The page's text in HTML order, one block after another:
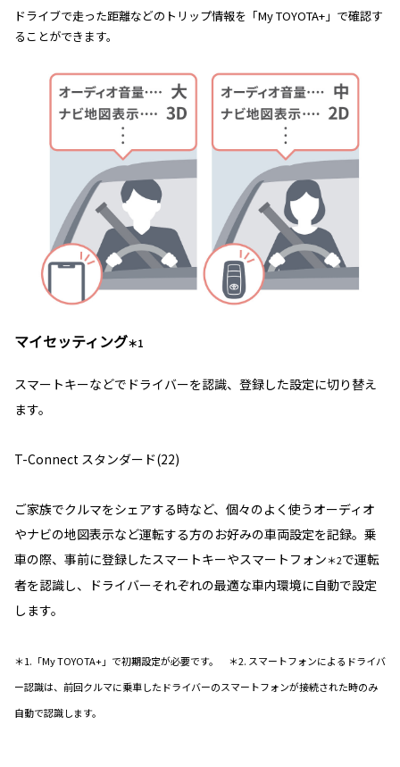
ドライブで走った距離などのトリップ情報を「My TOYOTA+」で確認す
ることができます。
マイセッティング＊1
スマートキーなどでドライバーを認識、登録した設定に切り替え
ます。
T-Connect スタンダード(22)
ご家族でクルマをシェアする時など、個々のよく使うオーディオ
やナビの地図表示など運転する方のお好みの車両設定を記録。乗
車の際、事前に登録したスマートキーやスマートフォン＊2で運転
者を認識し、ドライバーそれぞれの最適な車内環境に自動で設定
します。
＊1.「My TOYOTA+」で初期設定が必要です。 ＊2. スマートフォンによるドライバ
ー認識は、前回クルマに乗車したドライバーのスマートフォンが接続された時のみ
自動で認識します。